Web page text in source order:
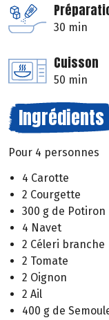
30 min
Cuisson
50 min
Ingrédients
Pour 4 personnes
4 Carotte
2 Courgette
300 g de Potiron
4 Navet
2 Céleri branche
2 Tomate
2 Oignon
2 Ail
400 g de